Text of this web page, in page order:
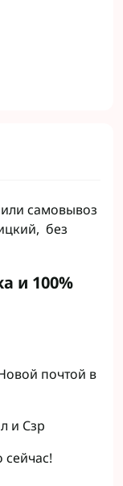
самовывоз
без
и 100%
почтой в
и Сзр